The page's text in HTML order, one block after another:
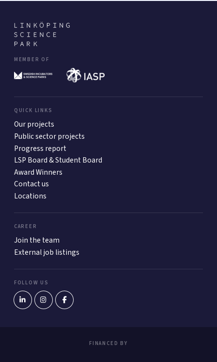
MEMBER OF
QUICK LINKS
Our projects
Public sector projects
Progress report
LSP Board & Student Board
Award Winners
Contact us
Locations
CAREER
Join the team
External job listings
FOLLOW US
FINANCED BY